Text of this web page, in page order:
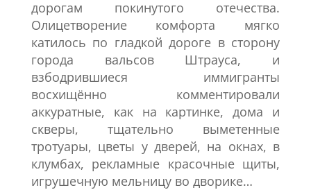
дорогам покинутого отечества.
Олицетворение комфорта мягко
катилось по гладкой дороге в сторону
города вальсов Штрауса, и
взбодрившиеся иммигранты
восхищённо комментировали
аккуратные, как на картинке, дома и
скверы, тщательно выметенные
тротуары, цветы у дверей, на окнах, в
клумбах, рекламные красочные щиты,
игрушечную мельницу во дворике…